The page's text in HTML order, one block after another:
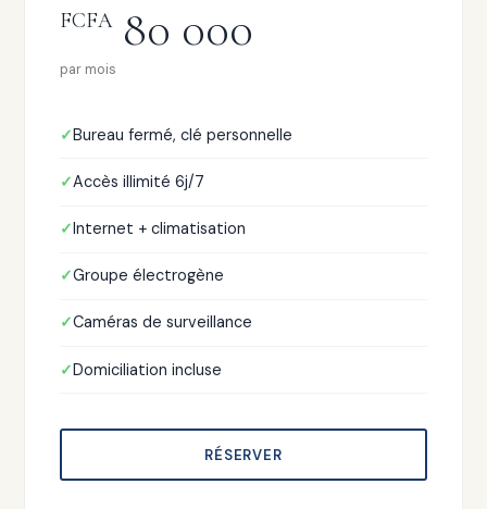
FCFA80 000
par mois
Bureau fermé, clé personnelle
Accès illimité 6j/7
Internet + climatisation
Groupe électrogène
Caméras de surveillance
Domiciliation incluse
RÉSERVER